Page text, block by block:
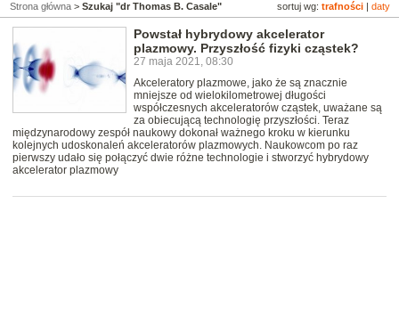
sortuj wg: trafności daty
Strona główna > Szukaj "dr Thomas B. Casale"
Powstał hybrydowy akcelerator
plazmowy. Przyszłość fizyki cząstek?
27 maja 2021, 08:30
Akceleratory plazmowe, jako że są znacznie
mniejsze od wielokilometrowej długości
współczesnych akceleratorów cząstek, uważane są
za obiecującą technologię przyszłości. Teraz
międzynarodowy zespół naukowy dokonał ważnego kroku w kierunku
kolejnych udoskonaleń akceleratorów plazmowych. Naukowcom po raz
pierwszy udało się połączyć dwie różne technologie i stworzyć hybrydowy
akcelerator plazmowy